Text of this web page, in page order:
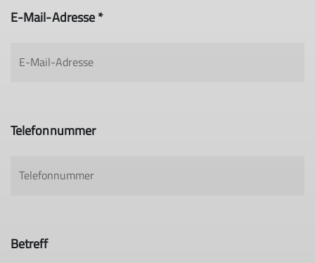
E-Mail-Adresse *
Telefonnummer
Betreff